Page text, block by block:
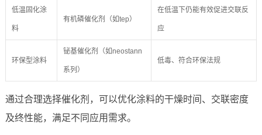
低温固化涂
料
有机磷催化剂（如tep）
在低温下仍能有效促进交联反
应
环保型涂料
铋基催化剂（如neostann
系列）
低毒、符合环保法规
通过合理选择催化剂，可以优化涂料的干燥时间、交联密度
及终性能，满足不同应用需求。